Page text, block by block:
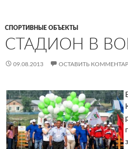
СПОРТИВНЫЕ ОБЪЕКТЫ
СТАДИОН В
09.08.2013 ОСТАВИТЬ